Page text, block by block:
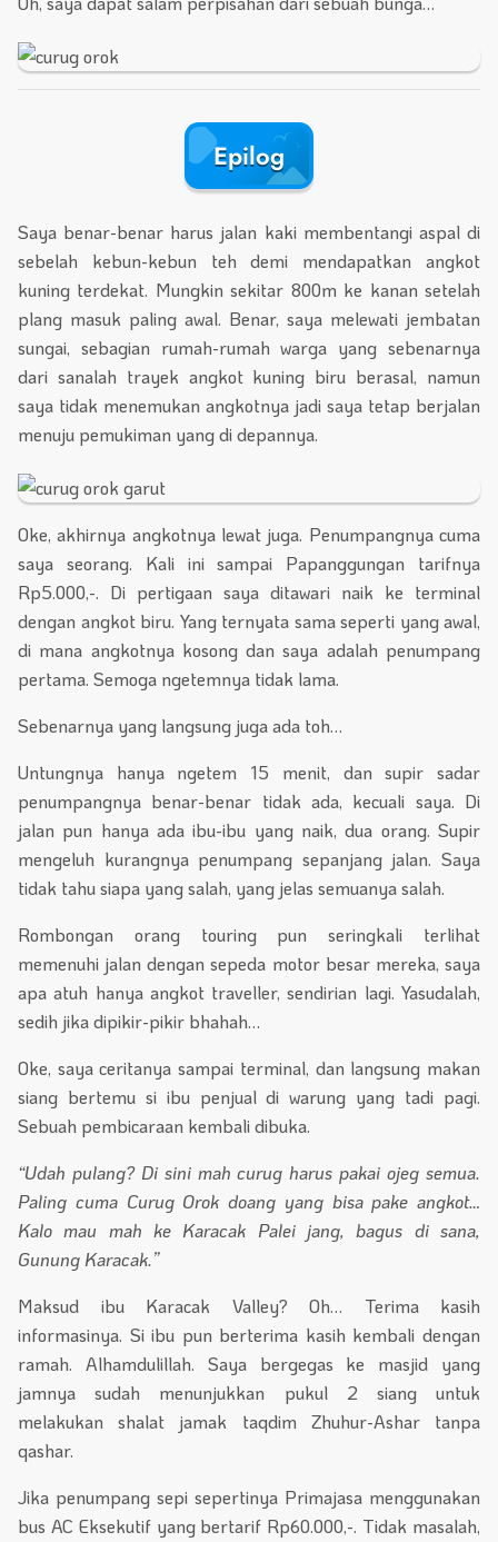
Epilog
Saya benar-benar harus jalan kaki membentangi aspal di
sebelah kebun-kebun teh demi mendapatkan angkot
kuning terdekat. Mungkin sekitar 800m ke kanan setelah
plang masuk paling awal. Benar, saya melewati jembatan
sungai, sebagian rumah-rumah warga yang sebenarnya
dari sanalah trayek angkot kuning biru berasal, namun
saya tidak menemukan angkotnya jadi saya tetap berjalan
menuju pemukiman yang di depannya.
Oke, akhirnya angkotnya lewat juga. Penumpangnya cuma
saya seorang. Kali ini sampai Papanggungan tarifnya
Rp5.000,-. Di pertigaan saya ditawari naik ke terminal
dengan angkot biru. Yang ternyata sama seperti yang awal,
di mana angkotnya kosong dan saya adalah penumpang
pertama. Semoga ngetemnya tidak lama.
Sebenarnya yang langsung juga ada toh…
Untungnya hanya ngetem 15 menit, dan supir sadar
penumpangnya benar-benar tidak ada, kecuali saya. Di
jalan pun hanya ada ibu-ibu yang naik, dua orang. Supir
mengeluh kurangnya penumpang sepanjang jalan. Saya
tidak tahu siapa yang salah, yang jelas semuanya salah.
Rombongan orang touring pun seringkali terlihat
memenuhi jalan dengan sepeda motor besar mereka, saya
apa atuh hanya angkot traveller, sendirian lagi. Yasudalah,
sedih jika dipikir-pikir bhahah…
Oke, saya ceritanya sampai terminal, dan langsung makan
siang bertemu si ibu penjual di warung yang tadi pagi.
Sebuah pembicaraan kembali dibuka.
“Udah pulang? Di sini mah curug harus pakai ojeg semua.
Paling cuma Curug Orok doang yang bisa pake angkot…
Kalo mau mah ke Karacak Palei jang, bagus di sana,
Gunung Karacak.”
Maksud ibu Karacak Valley? Oh… Terima kasih
informasinya. Si ibu pun berterima kasih kembali dengan
ramah. Alhamdulillah. Saya bergegas ke masjid yang
jamnya sudah menunjukkan pukul 2 siang untuk
melakukan shalat jamak taqdim Zhuhur-Ashar tanpa
qashar.
Jika penumpang sepi sepertinya Primajasa menggunakan
bus AC Eksekutif yang bertarif Rp60.000,-. Tidak masalah,